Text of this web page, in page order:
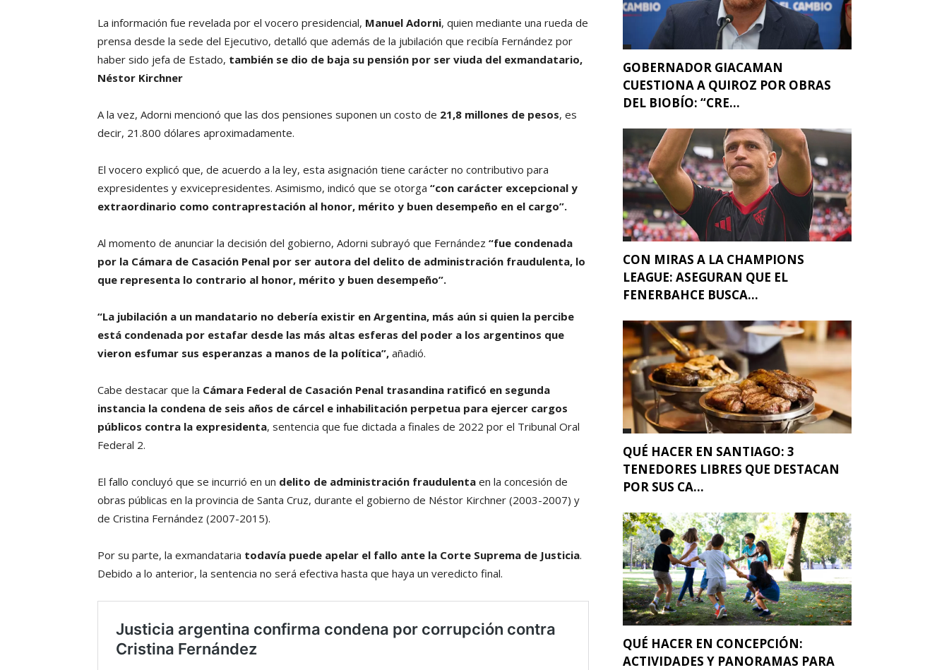
La información fue revelada por el vocero presidencial, Manuel Adorni, quien mediante una rueda de
prensa desde la sede del Ejecutivo, detalló que además de la jubilación que recibía Fernández por
haber sido jefa de Estado, también se dio de baja su pensión por ser viuda del exmandatario,
Néstor Kirchner
A la vez, Adorni mencionó que las dos pensiones suponen un costo de 21,8 millones de pesos, es
decir, 21.800 dólares aproximadamente.
El vocero explicó que, de acuerdo a la ley, esta asignación tiene carácter no contributivo para
expresidentes y exvicepresidentes. Asimismo, indicó que se otorga “con carácter excepcional y
extraordinario como contraprestación al honor, mérito y buen desempeño en el cargo”.
Al momento de anunciar la decisión del gobierno, Adorni subrayó que Fernández “fue condenada
por la Cámara de Casación Penal por ser autora del delito de administración fraudulenta, lo
que representa lo contrario al honor, mérito y buen desempeño”.
“La jubilación a un mandatario no debería existir en Argentina, más aún si quien la percibe
está condenada por estafar desde las más altas esferas del poder a los argentinos que
vieron esfumar sus esperanzas a manos de la política”, añadió.
Cabe destacar que la Cámara Federal de Casación Penal trasandina ratificó en segunda
instancia la condena de seis años de cárcel e inhabilitación perpetua para ejercer cargos
públicos contra la expresidenta, sentencia que fue dictada a finales de 2022 por el Tribunal Oral
Federal 2.
El fallo concluyó que se incurrió en un delito de administración fraudulenta en la concesión de
obras públicas en la provincia de Santa Cruz, durante el gobierno de Néstor Kirchner (2003-2007) y
de Cristina Fernández (2007-2015).
Por su parte, la exmandataria todavía puede apelar el fallo ante la Corte Suprema de Justicia.
Debido a lo anterior, la sentencia no será efectiva hasta que haya un veredicto final.
GOBERNADOR GIACAMAN
CUESTIONA A QUIROZ POR OBRAS
DEL BIOBÍO: “CRE...
CON MIRAS A LA CHAMPIONS
LEAGUE: ASEGURAN QUE EL
FENERBAHCE BUSCA...
QUÉ HACER EN SANTIAGO: 3
TENEDORES LIBRES QUE DESTACAN
POR SUS CA...
QUÉ HACER EN CONCEPCIÓN:
ACTIVIDADES Y PANORAMAS PARA